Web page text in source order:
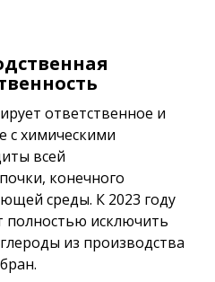
ответственное и
с химическими
всей
конечного
среды. К 2023 году
полностью исключить
из производства